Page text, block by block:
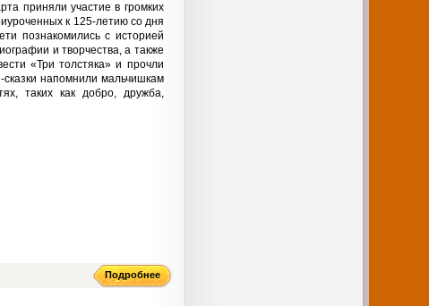
приняли участие в громких
к 125-летию со дня
познакомились с историей
и творчества, а также
«Три толстяка» и прочли
сказки напомнили мальчишкам
таких как добро, дружба,
Подробнее